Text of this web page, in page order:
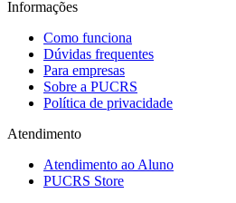
Informações
Como funciona
Dúvidas frequentes
Para empresas
Sobre a PUCRS
Política de privacidade
Atendimento
Atendimento ao Aluno
PUCRS Store